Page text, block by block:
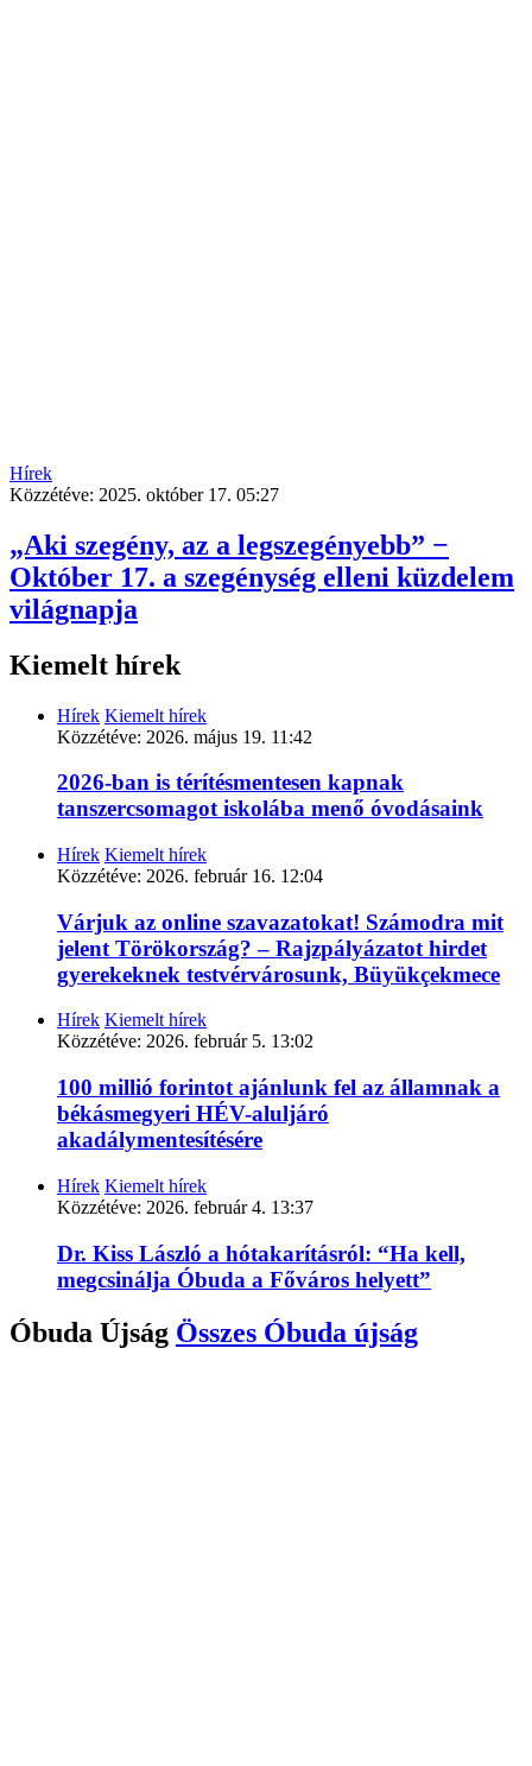
Hírek
Közzétéve: 2025. október 17. 05:27
„Aki szegény, az a legszegényebb” −
Október 17. a szegénység elleni küzdelem
világnapja
Kiemelt hírek
Hírek Kiemelt hírek
Közzétéve: 2026. május 19. 11:42
2026-ban is térítésmentesen kapnak
tanszercsomagot iskolába menő óvodásaink
Hírek Kiemelt hírek
Közzétéve: 2026. február 16. 12:04
Várjuk az online szavazatokat! Számodra mit
jelent Törökország? – Rajzpályázatot hirdet
gyerekeknek testvérvárosunk, Büyükçekmece
Hírek Kiemelt hírek
Közzétéve: 2026. február 5. 13:02
100 millió forintot ajánlunk fel az államnak a
békásmegyeri HÉV-aluljáró
akadálymentesítésére
Hírek Kiemelt hírek
Közzétéve: 2026. február 4. 13:37
Dr. Kiss László a hótakarításról: “Ha kell,
megcsinálja Óbuda a Főváros helyett”
Óbuda Újság Összes Óbuda újság